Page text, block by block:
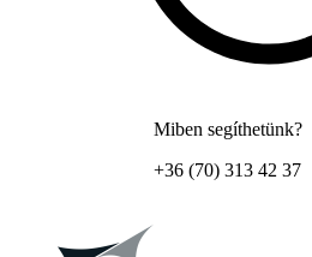
Miben segíthetünk?
+36 (70) 313 42 37